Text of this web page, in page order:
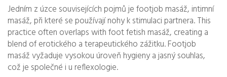
Jedním z úzce souvisejících pojmů jefootjob masáž, intimní
masáž, při které se používají nohy k stimulaci partnera. This
practice often overlaps with foot fetish masáž, creating a
blend of erotického a terapeutického zážitku. Footjob
masáž vyžaduje vysokou úroveň hygieny a jasný souhlas,
což je společné i u reflexologie.